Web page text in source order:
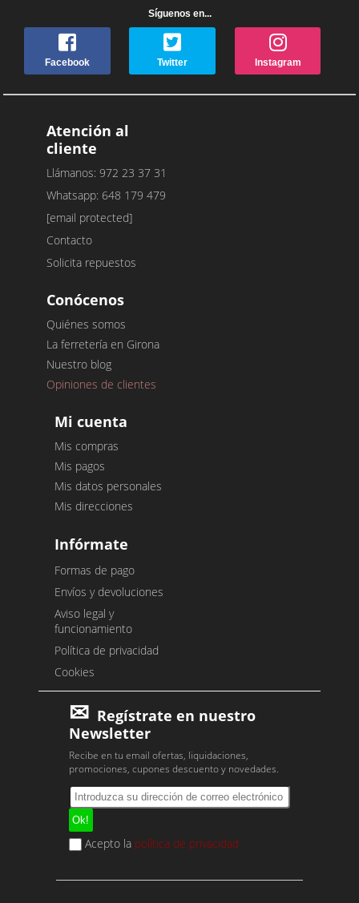
Síguenos en...
Facebook Twitter Instagram
Atención al
cliente
Llámanos: 972 23 37 31
Whatsapp: 648 179 479
[email protected]
Contacto
Solicita repuestos
Conócenos
Quiénes somos
La ferretería en Girona
Nuestro blog
Opiniones de clientes
Mi cuenta
Mis compras
Mis pagos
Mis datos personales
Mis direcciones
Infórmate
Formas de pago
Envíos y devoluciones
Aviso legal y
funcionamiento
Política de privacidad
Cookies
Regístrate en nuestro
Newsletter
Recibe en tu email ofertas, liquidaciones,
promociones, cupones descuento y novedades.
Acepto la política de privacidad